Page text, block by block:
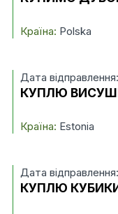
Країна: Polska
Дата
КУПЛЮ
Країна: Estonia
Дата
КУПЛЮ